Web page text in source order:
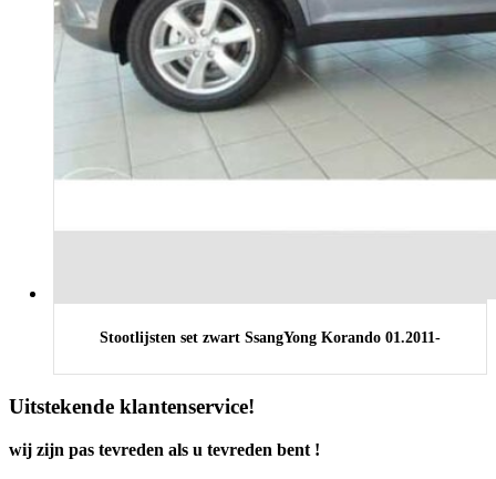
Stootlijsten set zwart SsangYong Korando 01.2011-
Uitstekende klantenservice!
wij zijn pas tevreden als u tevreden bent !